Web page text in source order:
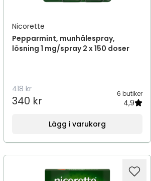
Nicorette
Pepparmint, munhålespray,
lösning 1 mg/spray 2 x 150 doser
418 kr
340 kr
6 butiker
4,9
Lägg i varukorg